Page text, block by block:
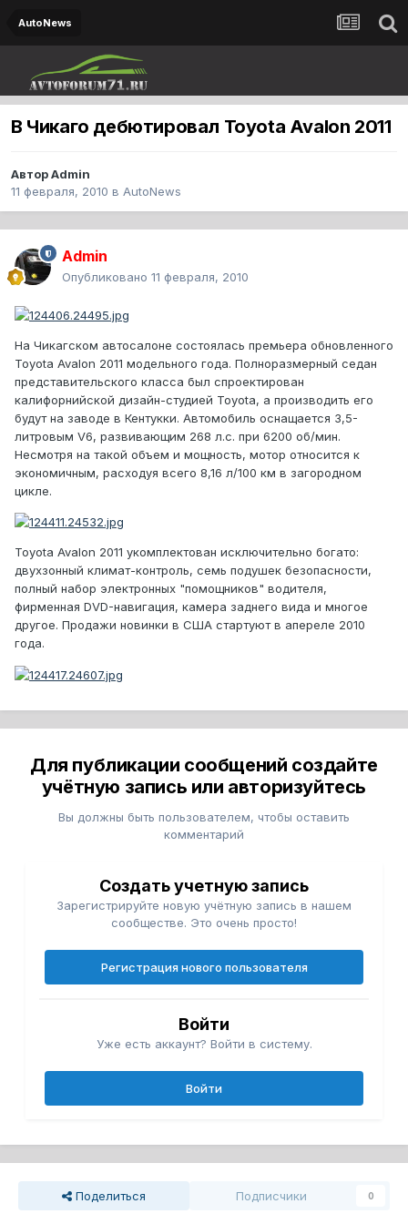
AutoNews
В Чикаго дебютировал Toyota Avalon 2011
АвторAdmin
11 февраля, 2010 в AutoNews
Admin
Опубликовано 11 февраля, 2010
На Чикагском автосалоне состоялась премьера обновленного
Toyota Avalon 2011 модельного года. Полноразмерный седан
представительского класса был спроектирован
калифорнийской дизайн-студией Toyota, а производить его
будут на заводе в Кентукки. Автомобиль оснащается 3,5-
литровым V6, развивающим 268 л.с. при 6200 об/мин.
Несмотря на такой объем и мощность, мотор относится к
экономичным, расходуя всего 8,16 л/100 км в загородном
цикле.
Toyota Avalon 2011 укомплектован исключительно богато:
двухзонный климат-контроль, семь подушек безопасности,
полный набор электронных "помощников" водителя,
фирменная DVD-навигация, камера заднего вида и многое
другое. Продажи новинки в США стартуют в апереле 2010
года.
Для публикации сообщений создайте
учётную запись или авторизуйтесь
Вы должны быть пользователем, чтобы оставить
комментарий
Создать учетную запись
Зарегистрируйте новую учётную запись в нашем
сообществе. Это очень просто!
Регистрация нового пользователя
Войти
Уже есть аккаунт? Войти в систему.
Войти
Поделиться Подписчики 0